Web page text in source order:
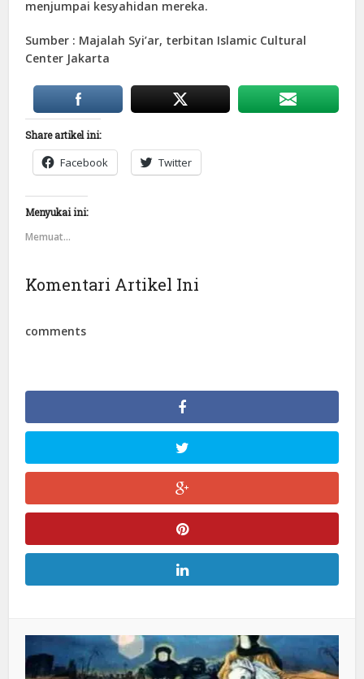
menjumpai kesyahidan mereka.
Sumber : Majalah Syi’ar, terbitan Islamic Cultural
Center Jakarta
Share artikel ini:
Facebook Twitter
Menyukai ini:
Memuat...
Komentari Artikel Ini
comments